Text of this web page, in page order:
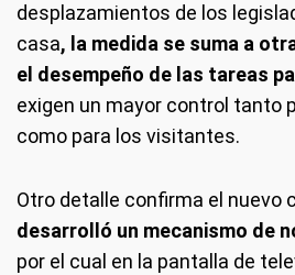
desplazamientos de los
casa, la medida se suma a
el desempeño de las tareas
exigen un mayor control tanto
como para los visitantes.
Otro detalle confirma el nuevo
desarrolló un mecanismo de
por el cual en la pantalla de